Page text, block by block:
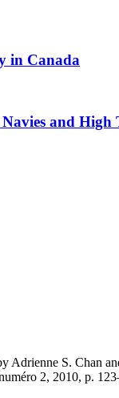
in Canada
and High
Adrienne S. Chan
2, 2010, p.